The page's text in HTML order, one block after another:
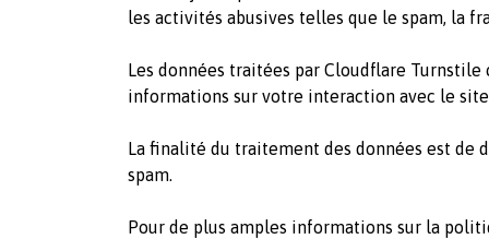
les activités abusives telles que le spam, la
Les données traitées par Cloudflare
informations sur votre interaction avec le site
La finalité du traitement des données est de
spam.
Pour de plus amples informations sur la